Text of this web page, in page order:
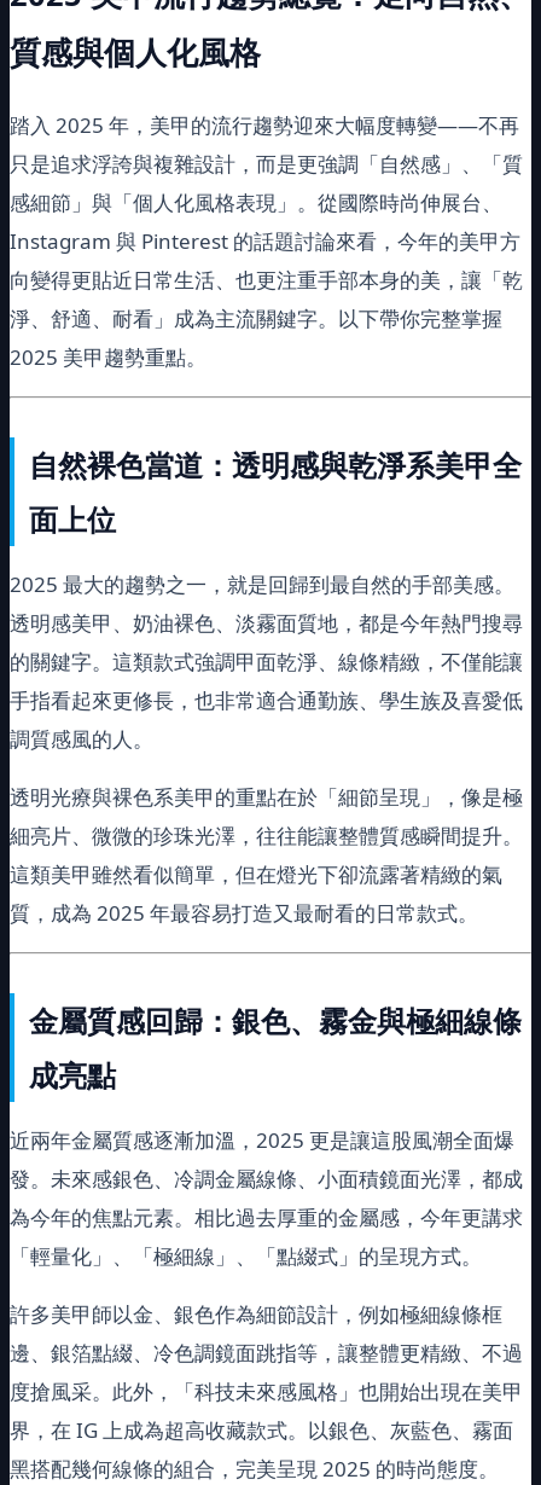
質感與個人化風格
踏入 2025 年，美甲的流行趨勢迎來大幅度轉變——不再
只是追求浮誇與複雜設計，而是更強調「自然感」、「質
感細節」與「個人化風格表現」。從國際時尚伸展台、
Instagram 與 Pinterest 的話題討論來看，今年的美甲方
向變得更貼近日常生活、也更注重手部本身的美，讓「乾
淨、舒適、耐看」成為主流關鍵字。以下帶你完整掌握
2025 美甲趨勢重點。
自然裸色當道：透明感與乾淨系美甲全
面上位
2025 最大的趨勢之一，就是回歸到最自然的手部美感。
透明感美甲、奶油裸色、淡霧面質地，都是今年熱門搜尋
的關鍵字。這類款式強調甲面乾淨、線條精緻，不僅能讓
手指看起來更修長，也非常適合通勤族、學生族及喜愛低
調質感風的人。
透明光療與裸色系美甲的重點在於「細節呈現」，像是極
細亮片、微微的珍珠光澤，往往能讓整體質感瞬間提升。
這類美甲雖然看似簡單，但在燈光下卻流露著精緻的氣
質，成為 2025 年最容易打造又最耐看的日常款式。
金屬質感回歸：銀色、霧金與極細線條
成亮點
近兩年金屬質感逐漸加溫，2025 更是讓這股風潮全面爆
發。未來感銀色、冷調金屬線條、小面積鏡面光澤，都成
為今年的焦點元素。相比過去厚重的金屬感，今年更講求
「輕量化」、「極細線」、「點綴式」的呈現方式。
許多美甲師以金、銀色作為細節設計，例如極細線條框
邊、銀箔點綴、冷色調鏡面跳指等，讓整體更精緻、不過
度搶風采。此外，「科技未來感風格」也開始出現在美甲
界，在 IG 上成為超高收藏款式。以銀色、灰藍色、霧面
黑搭配幾何線條的組合，完美呈現 2025 的時尚態度。